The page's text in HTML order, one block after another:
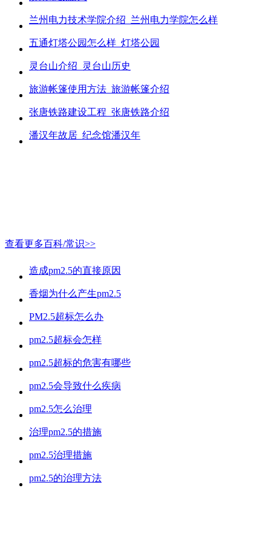
兰州电力技术学院介绍_兰州电力学院怎么样
五通灯塔公园怎么样_灯塔公园
灵台山介绍_灵台山历史
旅游帐篷使用方法_旅游帐篷介绍
张唐铁路建设工程_张唐铁路介绍
潘汉年故居_纪念馆潘汉年
查看更多百科/常识>>
造成pm2.5的直接原因
香烟为什么产生pm2.5
PM2.5超标怎么办
pm2.5超标会怎样
pm2.5超标的危害有哪些
pm2.5会导致什么疾病
pm2.5怎么治理
治理pm2.5的措施
pm2.5治理措施
pm2.5的治理方法